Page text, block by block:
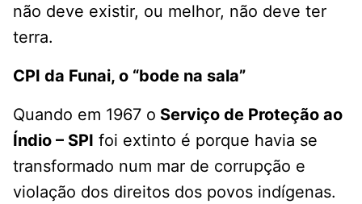
não deve existir, ou melhor, não deve ter
terra.
CPI da Funai, o “bode na sala”
Quando em 1967 o Serviço de Proteção ao
Índio – SPI foi extinto é porque havia se
transformado num mar de corrupção e
violação dos direitos dos povos indígenas.